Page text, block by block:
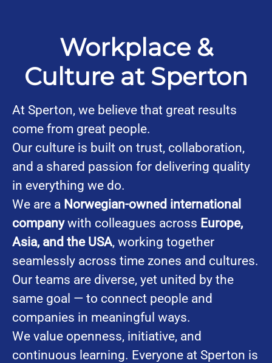
Workplace &
Culture at Sperton
At Sperton, we believe that great results
come from great people.
Our culture is built on trust, collaboration,
and a shared passion for delivering quality
in everything we do.
We are a Norwegian-owned international
companywith colleagues across Europe,
Asia, and the USA, working together
seamlessly across time zones and cultures.
Our teams are diverse, yet united by the
same goal — to connect people and
companies in meaningful ways.
We value openness, initiative, and
continuous learning. Everyone at Sperton is